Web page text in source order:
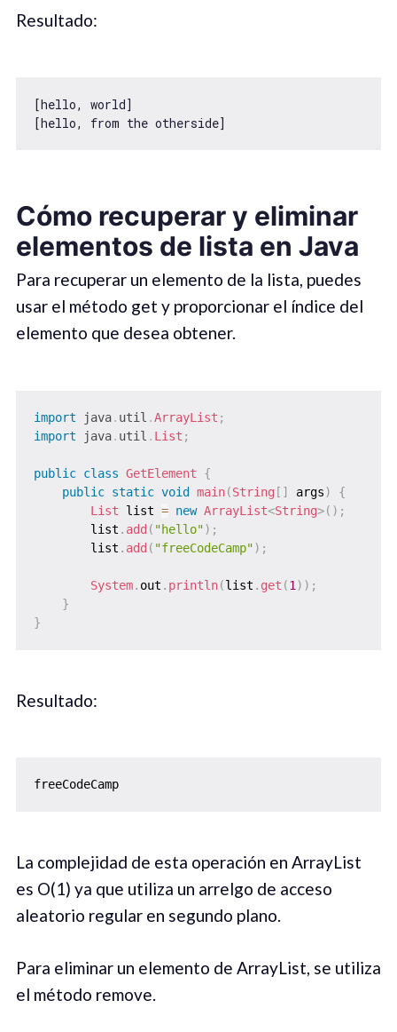
Resultado:
[hello, world]
[hello, from the otherside]
Cómo recuperar y eliminar
elementos de lista en Java
Para recuperar un elemento de la lista, puedes
usar el método get y proporcionar el índice del
elemento que desea obtener.
import java. util .ArrayList ;
import
java. util . List ;
public class GetElement
{
public static void main(String [ ] args)
{
List list = new ArrayList<String>( ) ;
        list
. add ( "hello") ;
        list
. add ( "freeCodeCamp") ;
System. out . println(list . get (1 ) ) ;
}
}
Resultado:
freeCodeCamp
La complejidad de esta operación en ArrayList
es O(1) ya que utiliza un arrelgo de acceso
aleatorio regular en segundo plano.
Para eliminar un elemento de ArrayList, se utiliza
el método remove.